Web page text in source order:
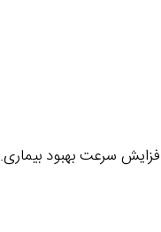
سرعت بهبود بیماری.